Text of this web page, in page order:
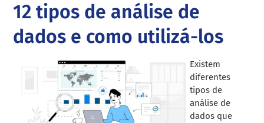
12 tipos de análise de
dados e como utilizá-los
Existem
diferentes
tipos de
análise de
dados que